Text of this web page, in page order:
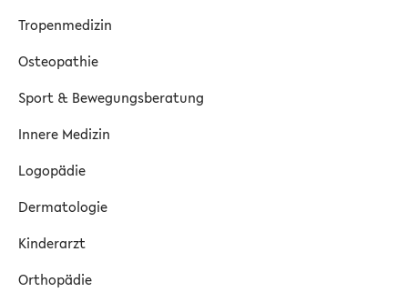
Tropenmedizin
Osteopathie
Sport & Bewegungsberatung
Innere Medizin
Logopädie
Dermatologie
Kinderarzt
Orthopädie